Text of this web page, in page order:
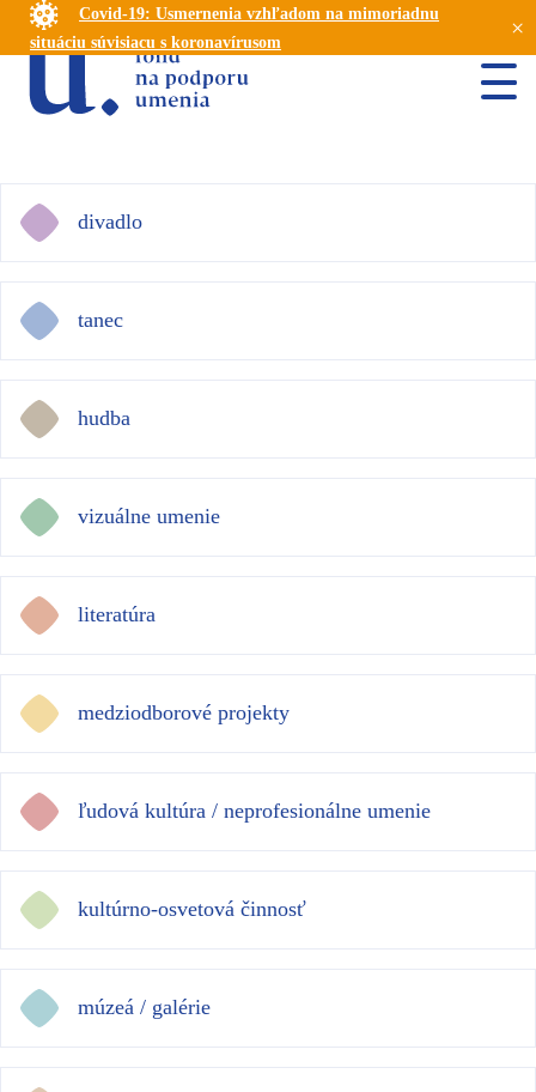
Covid-19: Usmernenia vzhľadom na mimoriadnu
situáciu súvisiacu s koronavírusom
×
divadlo
tanec
hudba
vizuálne umenie
literatúra
medziodborové projekty
ľudová kultúra / neprofesionálne umenie
kultúrno-osvetová činnosť
múzeá / galérie